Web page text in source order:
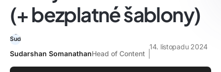
(+ bezplatné šablony)
Sudarshan SomanathanHead of Content
14. listopadu 2024